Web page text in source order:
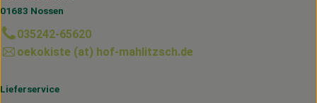
01683 Nossen
035242-65620
oekokiste (at) hof-mahlitzsch.de
Lieferservice